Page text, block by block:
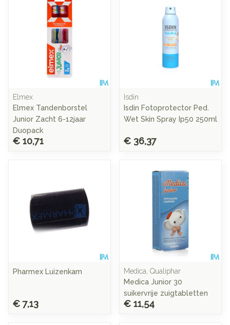
Elmex
Elmex Tandenborstel
Junior Zacht 6-12jaar
Duopack
€ 10,71
Isdin
Isdin Fotoprotector Ped.
Wet Skin Spray Ip50 250ml
€ 36,37
Pharmex Luizenkam
€ 7,13
Medica, Qualiphar
Medica Junior 30
suikervrije zuigtabletten
€ 11,54